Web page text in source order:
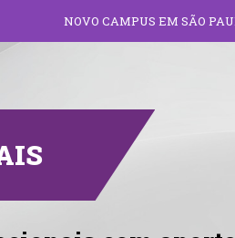
NOVO CAMPUS EM SÃO